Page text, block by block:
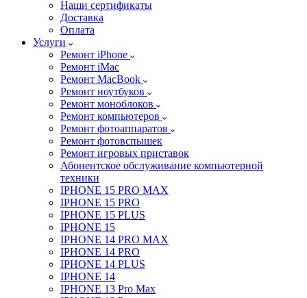
Наши сертификаты
Доставка
Оплата
Услуги
Ремонт iPhone
Ремонт iMac
Ремонт MacBook
Ремонт ноутбуков
Ремонт моноблоков
Ремонт компьютеров
Ремонт фотоаппаратов
Ремонт фотовспышек
Ремонт игровых приставок
Абонентское обслуживание компьютерной
техники
IPHONE 15 PRO MAX
IPHONE 15 PRO
IPHONE 15 PLUS
IPHONE 15
IPHONE 14 PRO MAX
IPHONE 14 PRO
IPHONE 14 PLUS
IPHONE 14
IPHONE 13 Pro Max